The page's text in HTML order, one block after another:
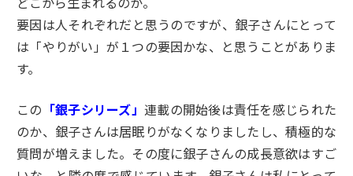
要因は人それぞれだと思うのですが、銀子さんにとって
は「やりがい」が１つの要因かな、と思うことがありま
す。
この 「銀子シリーズ」 連載の開始後は責任を感じられた
のか、銀子さんは居眠りがなくなりましたし、積極的な
質問が増えました。その度に銀子さんの成長意欲はすご